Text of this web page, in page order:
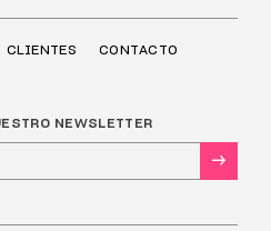
CLIENTES CONTACTO
NEWSLETTER
→